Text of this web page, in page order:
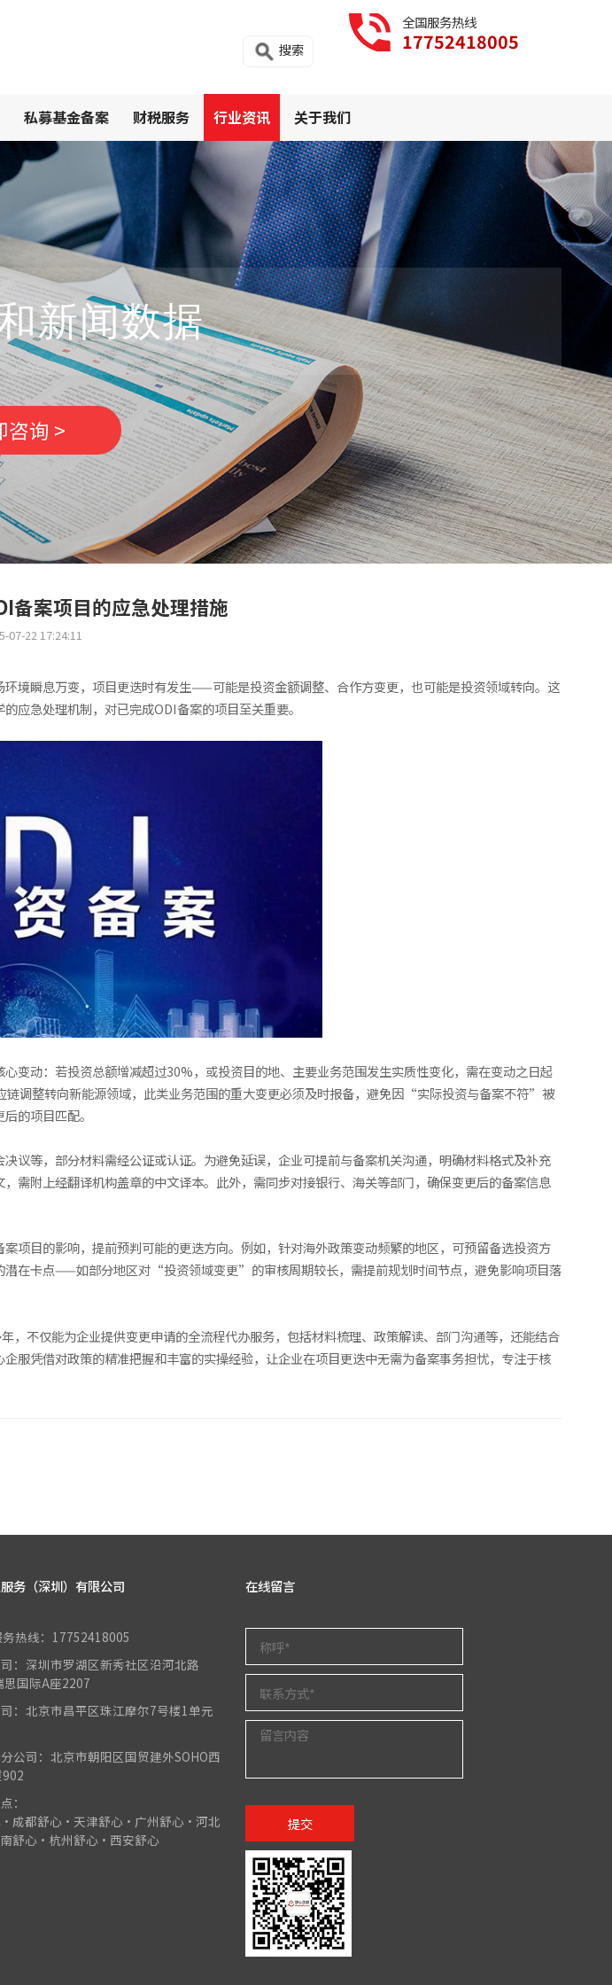
全国服务热线
17752418005
搜索
私募基金备案 财税服务 行业资讯 关于我们
新闻数据
咨询 >
备案项目的应急处理措施
07-22 17:24:11
瞬息万变，项目更迭时有发生——可能是投资金额调整、合作方变更，也可能是投资领域转向。这
应急处理机制，对已完成ODI备案的项目至关重要。
变动：若投资总额增减超过30%，或投资目的地、主要业务范围发生实质性变化，需在变动之日起
调整转向新能源领域，此类业务范围的重大变更必须及时报备，避免因“实际投资与备案不符”被
的项目匹配。
议等，部分材料需经公证或认证。为避免延误，企业可提前与备案机关沟通，明确材料格式及补充
需附上经翻译机构盖章的中文译本。此外，需同步对接银行、海关等部门，确保变更后的备案信息
项目的影响，提前预判可能的更迭方向。例如，针对海外政策变动频繁的地区，可预留备选投资方
在卡点——如部分地区对“投资领域变更”的审核周期较长，需提前规划时间节点，避免影响项目落
不仅能为企业提供变更申请的全流程代办服务，包括材料梳理、政策解读、部门沟通等，还能结合
服凭借对政策的精准把握和丰富的实操经验，让企业在项目更迭中无需为备案事务担忧，专注于核
务（深圳）有限公司
热线：17752418005
：深圳市罗湖区新秀社区沿河北路
思国际A座2207
：北京市昌平区珠江摩尔7号楼1单元
公司：北京市朝阳区国贸建外SOHO西
：
•成都舒心•天津舒心•广州舒心•河北
舒心•杭州舒心•西安舒心
在线留言
提交